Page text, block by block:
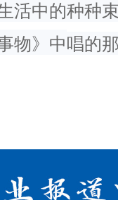
活中的种种
物》中唱的